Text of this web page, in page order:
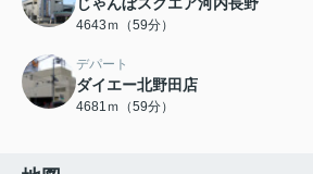
じゃんぼスクエア河内長野
4643ｍ（59分）
デパート
ダイエー北野田店
4681ｍ（59分）